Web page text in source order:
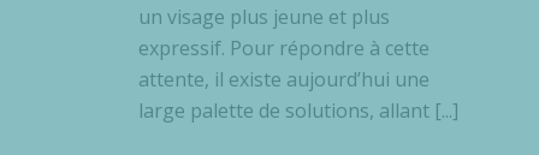
un visage plus jeune et plus
expressif. Pour répondre à cette
attente, il existe aujourd’hui une
large palette de solutions, allant [...]